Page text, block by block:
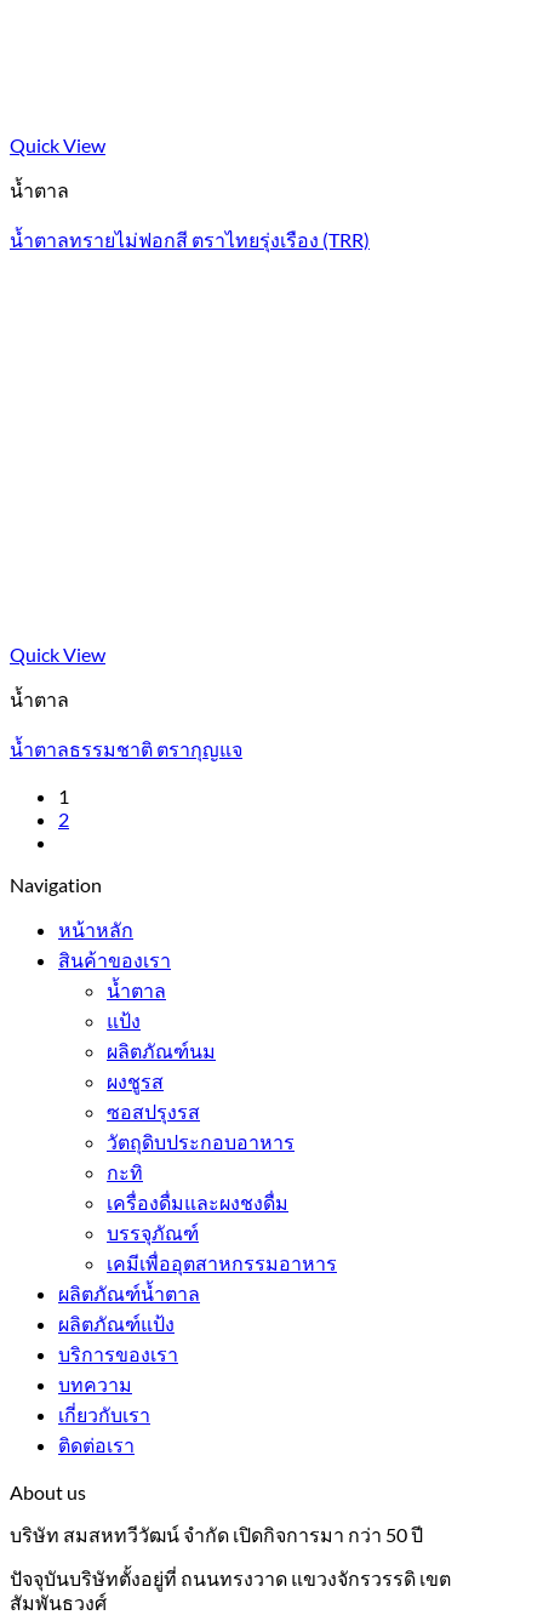
Quick View
น้ำตาล
น้ำตาลทรายไม่ฟอกสี ตราไทยรุ่งเรือง (TRR)
Quick View
น้ำตาล
น้ำตาลธรรมชาติ ตรากุญแจ
1
2
Navigation
หน้าหลัก
สินค้าของเรา
น้ำตาล
แป้ง
ผลิตภัณฑ์นม
ผงชูรส
ซอสปรุงรส
วัตถุดิบประกอบอาหาร
กะทิ
เครื่องดื่มและผงชงดื่ม
บรรจุภัณฑ์
เคมีเพื่ออุตสาหกรรมอาหาร
ผลิตภัณฑ์น้ำตาล
ผลิตภัณฑ์แป้ง
บริการของเรา
บทความ
เกี่ยวกับเรา
ติดต่อเรา
About us
บริษัท สมสหทวีวัฒน์ จำกัด เปิดกิจการมา กว่า 50 ปี
ปัจจุบันบริษัทตั้งอยู่ที่ ถนนทรงวาด แขวงจักรวรรดิ เขต
สัมพันธวงศ์